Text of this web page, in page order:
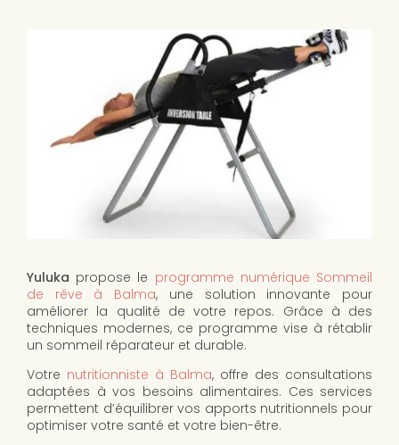
Yuluka propose le programme numérique Sommeil
de rêve à Balma, une solution innovante pour
améliorer la qualité de votre repos. Grâce à des
techniques modernes, ce programme vise à rétablir
un sommeil réparateur et durable.
Votre nutritionniste à Balma, offre des consultations
adaptées à vos besoins alimentaires. Ces services
permettent d’équilibrer vos apports nutritionnels pour
optimiser votre santé et votre bien-être.